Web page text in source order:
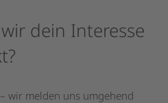
wir dein Interesse
wir melden uns umgehend